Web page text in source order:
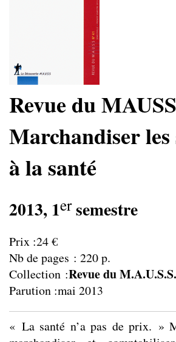
Revue du
Marchandiser
à la santé
2013, 1ersemestre
Prix :24 €
Nb de pages : 220 p.
Collection :Revue du M.A.U.S.S.
Parution :mai 2013
« La santé n’a pas de prix. »